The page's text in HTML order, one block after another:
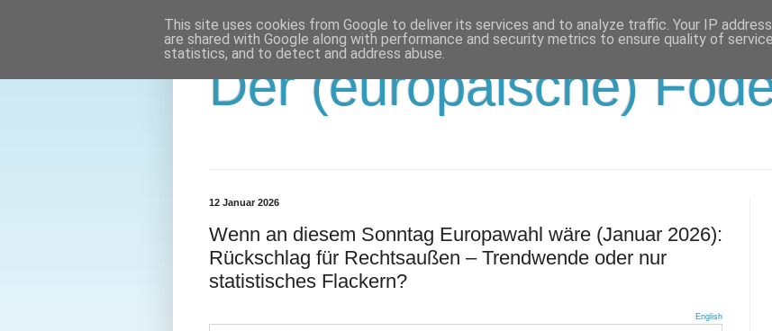
Der (europäische)
12 Januar 2026
Wenn an diesem Sonntag Europawahl wäre (Januar 2026):
Rückschlag für Rechtsaußen – Trendwende oder nur
statistisches Flackern?
English
This site uses cookies from Google to deliver its services and to analyze traffic. Your IP
are shared with Google along with performance and security metrics to ensure quality of
statistics, and to detect and address abuse.